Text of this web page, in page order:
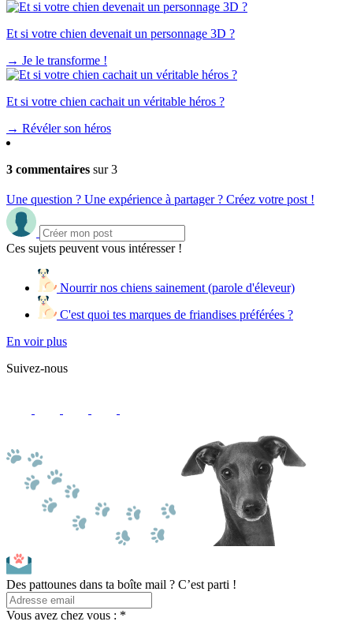
Et si votre chien devenait un personnage 3D ?
→ Je le transforme !
Et si votre chien cachait un véritable héros ?
→ Révéler son héros
3 commentaires sur 3
Une question ? Une expérience à partager ? Créez votre post !
Ces sujets peuvent vous intéresser !
Nourrir nos chiens sainement (parole d'éleveur)
C'est quoi tes marques de friandises préférées ?
En voir plus
Suivez-nous
Des pattounes dans ta boîte mail ? C’est parti !
Vous avez chez vous : *